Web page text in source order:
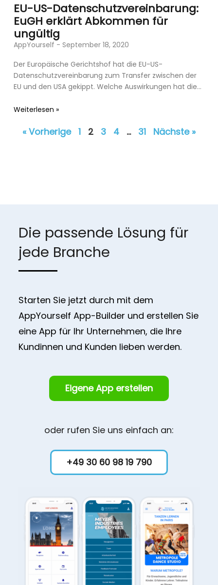
EU-US-Datenschutzvereinbarung:
EuGH erklärt Abkommen für
ungültig
AppYourself
September 18, 2020
Der Europäische Gerichtshof hat die EU-US-
Datenschutzvereinbarung zum Transfer zwischen der
EU und den USA gekippt. Welche Auswirkungen hat dies
Datenschutzvereinbarung ist unwirksam
Weiterlesen »
« Vorherige 1 2 3 4 … 31 Nächste »
Die passende Lösung für
jede Branche
Starten Sie jetzt durch mit dem
AppYourself App-Builder und erstellen Sie
eine App für Ihr Unternehmen, die Ihre
Kundinnen und Kunden lieben werden.
Eigene App erstellen
oder rufen Sie uns einfach an:
+49 30 60 98 19 790